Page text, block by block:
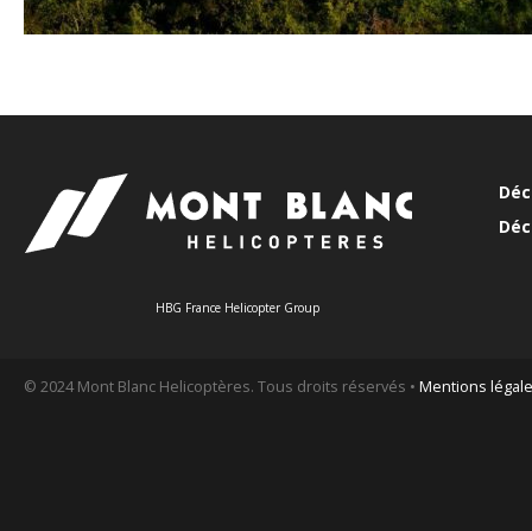
HBG France Helicopter Group
© 2024 Mont Blanc Helicoptères. Tous droits réservés • Mentions